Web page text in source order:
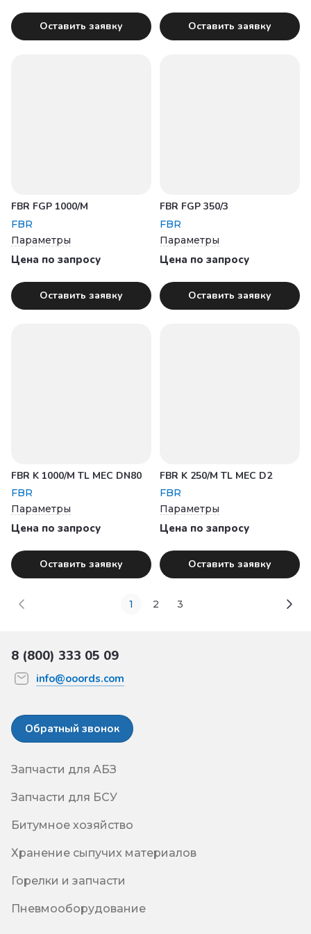
Оставить заявку Оставить заявку
FBR FGP 1000/M
FBR
Параметры
Цена по запросу
Оставить заявку
FBR FGP 350/3
FBR
Параметры
Цена по запросу
Оставить заявку
FBR K 1000/M TL MEC DN80
FBR
Параметры
Цена по запросу
Оставить заявку
FBR K 250/M TL MEC D2
FBR
Параметры
Цена по запросу
Оставить заявку
1 2 3
8 (800) 333 05 09
info@ooords.com
Обратный звонок
Запчасти для АБЗ
Запчасти для БСУ
Битумное хозяйство
Хранение сыпучих материалов
Горелки и запчасти
Пневмооборудование